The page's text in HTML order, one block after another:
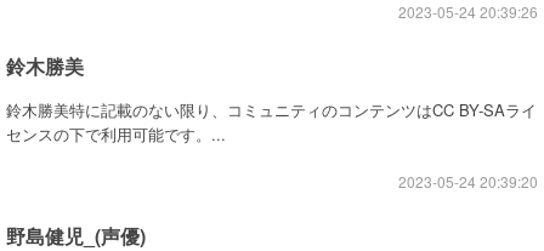
2023-05-24 20:39:26
鈴木勝美
鈴木勝美特に記載のない限り、コミュニティのコンテンツはCC BY-SAライ
センスの下で利用可能です。...
2023-05-24 20:39:20
野島健児_(声優)